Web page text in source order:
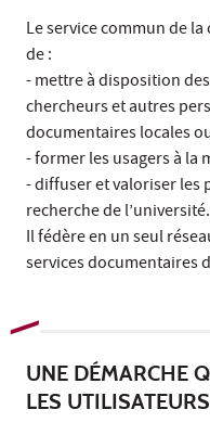
Le service commun de
de :
- mettre à disposition
chercheurs et autres
documentaires locales
- former les usagers à la
- diffuser et valoriser les
recherche de l’université.
Il fédère en un seul
services documentaires
UNE DÉMARCHE
LES UTILISATEURS